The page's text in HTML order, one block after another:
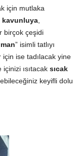
için mutlaka
kavunluya
birçok çeşidi
” isimli tatlıyı
ise tadılacak yine
ısıtacak sıcak
keyifli dolu